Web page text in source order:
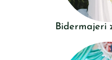
Bidermajeri